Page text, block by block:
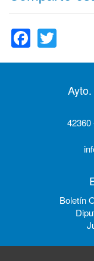
42360
Boletín